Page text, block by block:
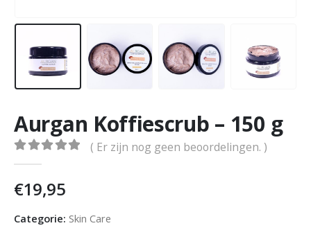
Aurgan Koffiescrub – 150 g
0out of 5
( Er zijn nog geen beoordelingen. )
€19,95
Categorie: Skin Care